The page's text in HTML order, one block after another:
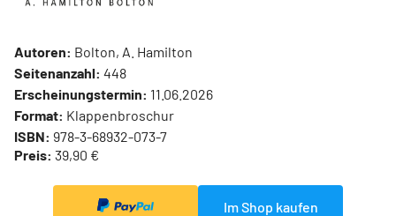
Autoren: Bolton, A. Hamilton
Seitenanzahl: 448
Erscheinungstermin: 11.06.2026
Format: Klappenbroschur
ISBN: 978-3-68932-073-7
Preis: 39,90 €
Im Shop kaufen